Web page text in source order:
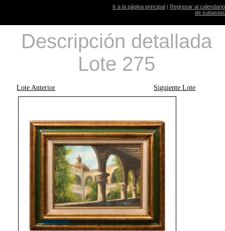
Ir a la página principal | Regresar al calendario
de subastas
Descripción detallada
Lote 275
Lote Anterior Siguiente Lote